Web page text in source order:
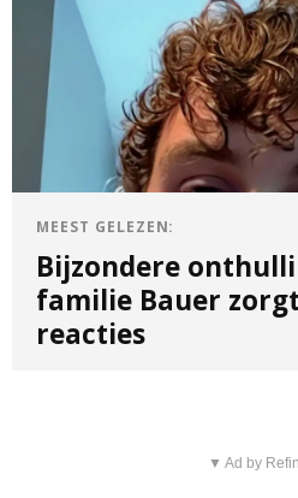
MEEST GELEZEN:
Bijzondere
familie Bauer
reacties
▼ Ad by